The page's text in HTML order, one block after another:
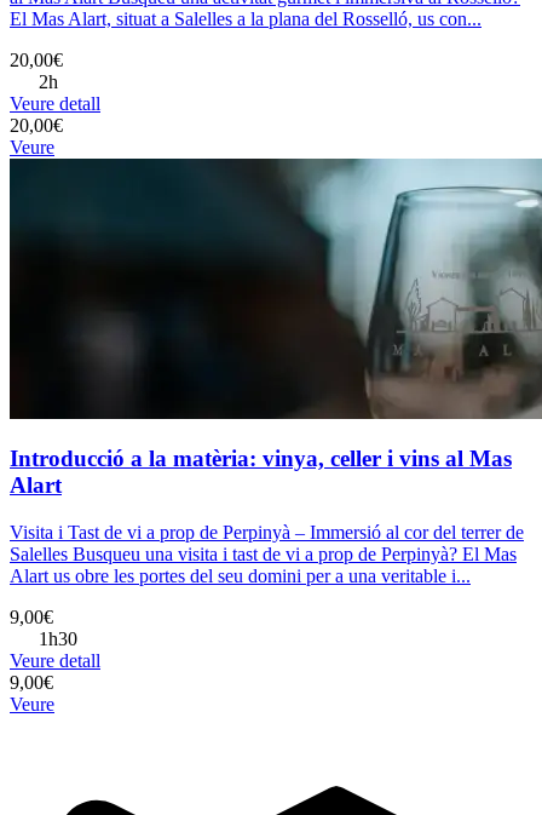
El Mas Alart, situat a Salelles a la plana del Rosselló, us con...
20,00€
2h
Veure detall
20,00€
Veure
Introducció a la matèria: vinya, celler i vins al Mas
Alart
Visita i Tast de vi a prop de Perpinyà – Immersió al cor del terrer de
Salelles Busqueu una visita i tast de vi a prop de Perpinyà? El Mas
Alart us obre les portes del seu domini per a una veritable i...
9,00€
1h30
Veure detall
9,00€
Veure